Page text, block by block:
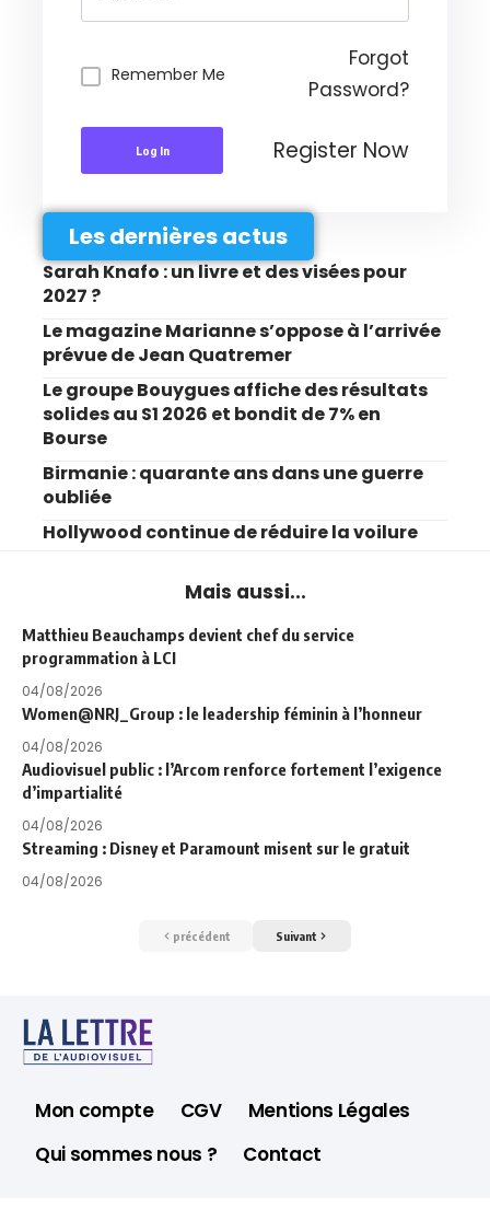
Remember Me
Forgot
Password?
Log In Register Now
Les dernières actus
Sarah Knafo : un livre et des visées pour
2027 ?
Le magazine Marianne s’oppose à l’arrivée
prévue de Jean Quatremer
Le groupe Bouygues affiche des résultats
solides au S1 2026 et bondit de 7% en
Bourse
Birmanie : quarante ans dans une guerre
oubliée
Hollywood continue de réduire la voilure
Mais aussi...
Matthieu Beauchamps devient chef du service
programmation à LCI
04/08/2026
Women@NRJ_Group : le leadership féminin à l’honneur
04/08/2026
Audiovisuel public : l’Arcom renforce fortement l’exigence
d’impartialité
04/08/2026
Streaming : Disney et Paramount misent sur le gratuit
04/08/2026
précédent Suivant
Mon compte CGV
Mentions Légales
Qui sommes nous ?
Contact